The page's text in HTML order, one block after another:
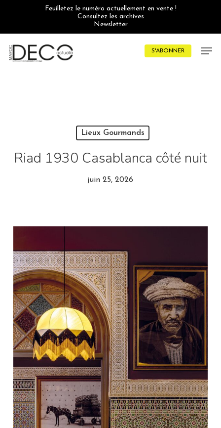
Feuilletez le numéro actuellement en vente !
Consultez les archives
Newsletter
S'ABONNER
Lieux Gourmands
Riad 1930 Casablanca côté nuit
juin 25, 2026